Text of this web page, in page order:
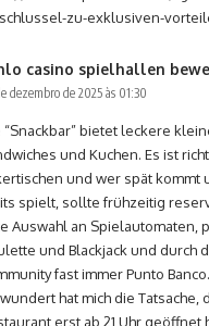
zu-exklusiven-
casino spielhallen
dezembro de 2025 às 01:30
“Snackbar” bietet leckere
und Kuchen. Es ist
und wer spät kommt
spielt, sollte frühzeitig
Auswahl an Spielautomaten,
und Blackjack und durch
fast immer Punto
hat mich die Tatsache,
erst ab 21 Uhr geöffnet